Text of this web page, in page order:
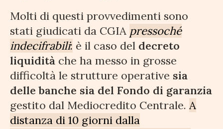
Molti di questi provvedimenti sono
stati giudicati da CGIA pressoché
indecifrabili: è il caso del decreto
liquidità che ha messo in grosse
difficoltà le strutture operative sia
delle banche sia del Fondo di garanzia
gestito dal Mediocredito Centrale. A
distanza di 10 giorni dalla